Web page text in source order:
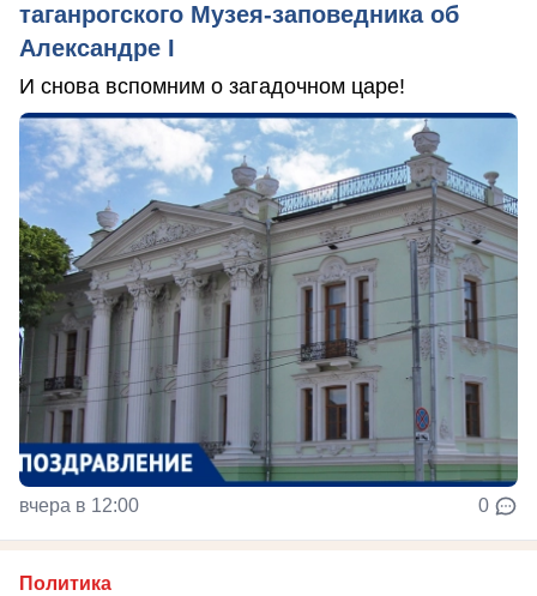
таганрогского Музея-заповедника об
Александре I
И снова вспомним о загадочном царе!
вчера в 12:00 0
Политика